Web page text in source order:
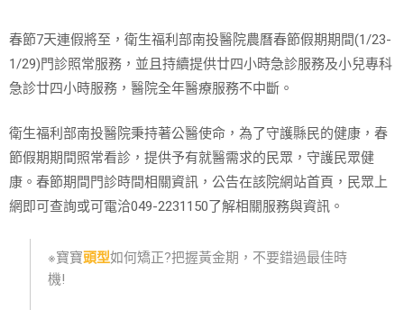
春節7天連假將至，衛生福利部南投醫院農曆春節假期期間(1/23-
1/29)門診照常服務，並且持續提供廿四小時急診服務及小兒專科
急診廿四小時服務，醫院全年醫療服務不中斷。
衛生福利部南投醫院秉持著公醫使命，為了守護縣民的健康，春
節假期期間照常看診，提供予有就醫需求的民眾，守護民眾健
康。春節期間門診時間相關資訊，公告在該院網站首頁，民眾上
網即可查詢或可電洽049-2231150了解相關服務與資訊。
※寶寶頭型如何矯正?把握黃金期，不要錯過最佳時
機!